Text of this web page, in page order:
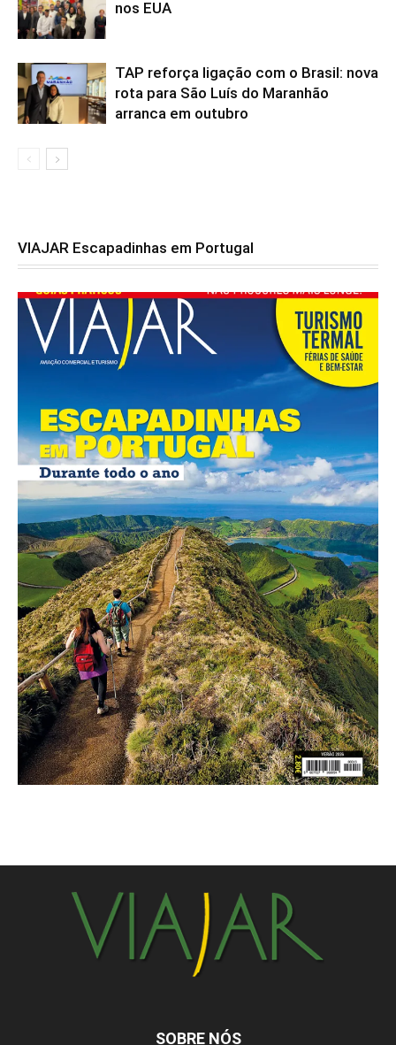
nos EUA
TAP reforça ligação com o Brasil: nova
rota para São Luís do Maranhão
arranca em outubro
VIAJAR Escapadinhas em Portugal
SOBRE NÓS